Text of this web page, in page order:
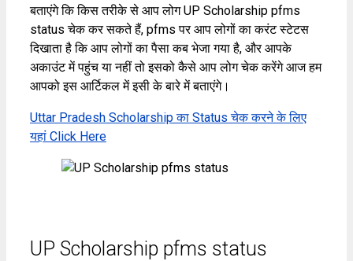
बताएंगे कि किस तरीके से आप लोग UP Scholarship pfms
status चेक कर सकते हैं, pfms पर आप लोगों का करंट स्टेटस
दिखाता है कि आप लोगों का पैसा कब भेजा गया है, और आपके
अकाउंट में पहुंच या नहीं तो इसको कैसे आप लोग चेक करेंगे आज हम
आपको इस आर्टिकल में इसी के बारे में बताएंगे।
Uttar Pradesh Scholarship का Status चेक करने के लिए
यहां Click Here
UP Scholarship pfms status